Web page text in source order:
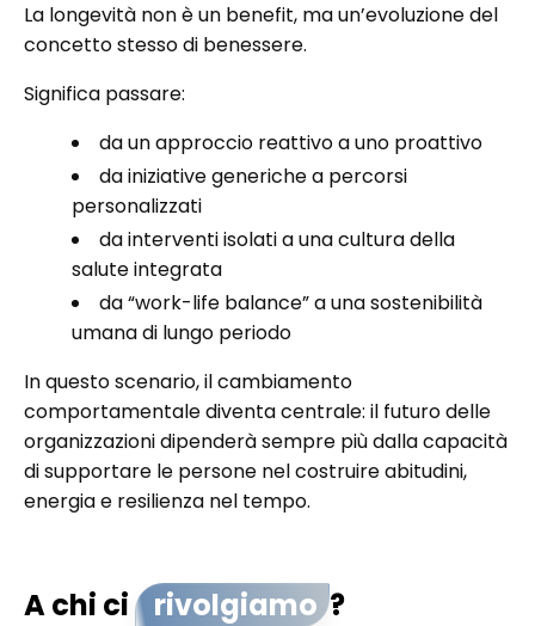
La longevità non è un benefit, ma un’evoluzione del
concetto stesso di benessere.
Significa passare:
da un approccio reattivo a uno proattivo
da iniziative generiche a percorsi
personalizzati
da interventi isolati a una cultura della
salute integrata
da “work-life balance” a una sostenibilità
umana di lungo periodo
In questo scenario, il cambiamento
comportamentale diventa centrale: il futuro delle
organizzazioni dipenderà sempre più dalla capacità
di supportare le persone nel costruire abitudini,
energia e resilienza nel tempo.
A chi ci rivolgiamo ?